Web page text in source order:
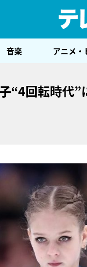
音楽 アニメ・
“4回転時代